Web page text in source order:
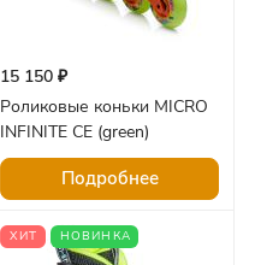
15 150 ₽
Роликовые коньки MICRO
INFINITE CE (green)
Подробнее
ХИТ НОВИНКА